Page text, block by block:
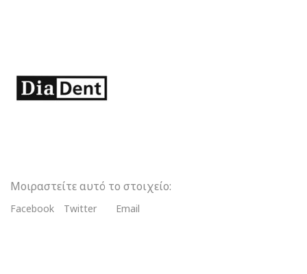
Γυαλιά
Προστασίας
Μοιραστείτε αυτό το στοιχείο:
Facebook Twitter Email